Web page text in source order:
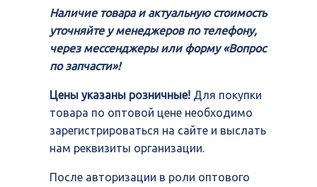
Наличие товара и актуальную стоимость
уточняйте у менеджеров по телефону,
через мессенджеры или форму «Вопрос
по запчасти»!
Цены указаны розничные! Для покупки
товара по оптовой цене необходимо
зарегистрироваться на сайте и выслать
нам реквизиты организации.
После авторизации в роли оптового